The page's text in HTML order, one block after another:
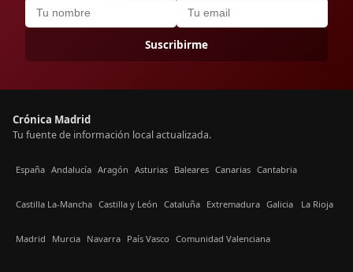
Suscribirme
Crónica Madrid
Tu fuente de información local actualizada.
España Andalucía Aragón Asturias Baleares Canarias Cantabria
Castilla La-Mancha Castilla y León Cataluña Extremadura Galicia La Rioja
Madrid Murcia Navarra País Vasco Comunidad Valenciana